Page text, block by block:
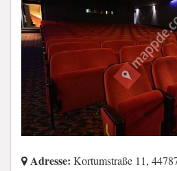
Adresse: Kortumstraße 11,